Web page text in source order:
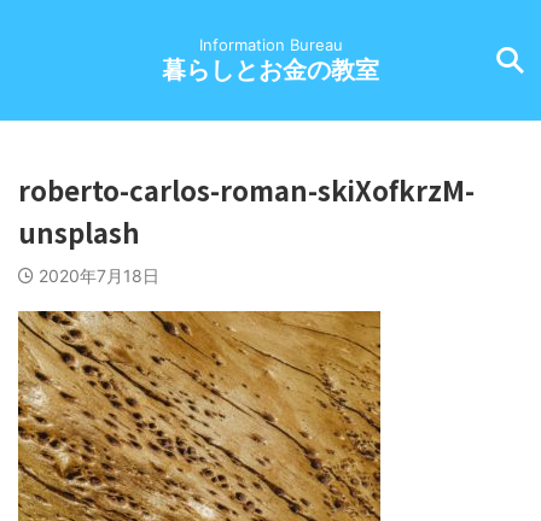
Information Bureau
暮らしとお金の教室
roberto-carlos-roman-skiXofkrzM-
unsplash
2020年7月18日